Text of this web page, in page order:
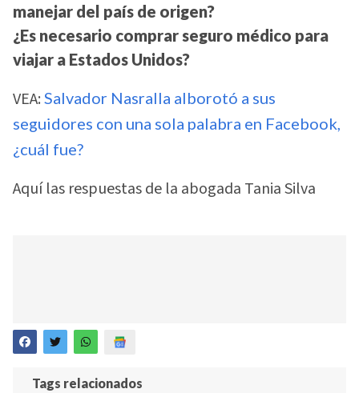
manejar del país de origen?
¿Es necesario comprar seguro médico para
viajar a Estados Unidos?
VEA: Salvador Nasralla alborotó a sus
seguidores con una sola palabra en Facebook,
¿cuál fue?
Aquí las respuestas de la abogada Tania Silva
Tags relacionados